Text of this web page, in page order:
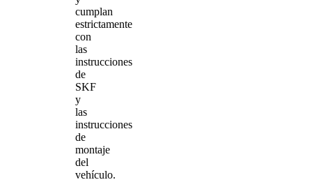
cumplan
estrictamente
con
las
instrucciones
de
SKF
y
las
instrucciones
de
montaje
del
vehículo.